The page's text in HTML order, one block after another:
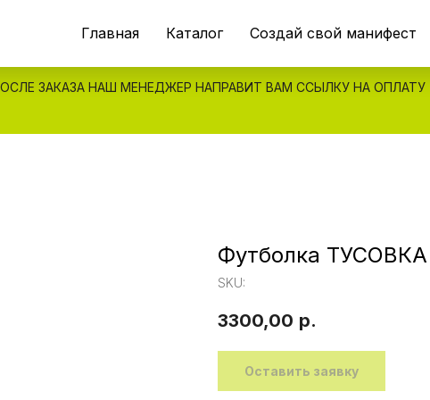
Главная Каталог Создай свой манифест
ЗАКАЗА НАШ МЕНЕДЖЕР НАПРАВИТ ВАМ ССЫЛКУ НА ОПЛАТУ
Футболка
SKU:
3300,00 р.
Оставить заявку